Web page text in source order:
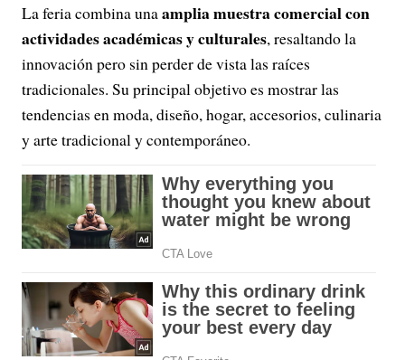
La feria combina unaamplia muestra comercial con
actividades académicas y culturales, resaltando la
innovación pero sin perder de vista las raíces
tradicionales. Su principal objetivo es mostrar las
tendencias en moda, diseño, hogar, accesorios, culinaria
y arte tradicional y contemporáneo.